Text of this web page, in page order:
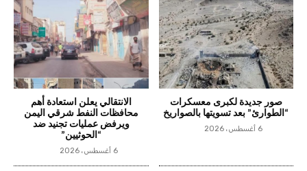
صور جديدة لكبرى معسكرات
“الطوارئ” بعد تسويتها بالصواريخ
6 أغسطس، 2026
الانتقالي يعلن استعادة أهم
محافظات النفط شرقي اليمن
ويرفض عمليات تجنيد ضد
“الحوثيين”
6 أغسطس، 2026